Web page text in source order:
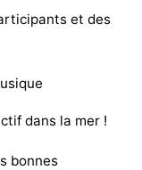
et des
dans la mer !
bonnes